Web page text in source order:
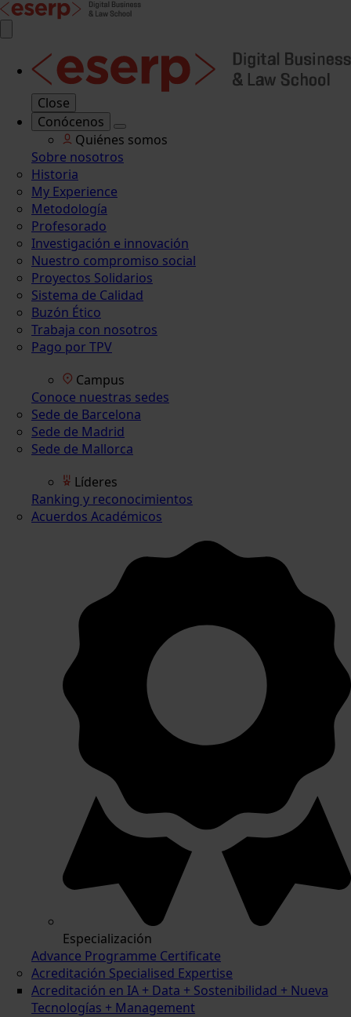
Close
Conócenos
Quiénes somos
Sobre nosotros
Historia
My Experience
Metodología
Profesorado
Investigación e innovación
Nuestro compromiso social
Proyectos Solidarios
Sistema de Calidad
Buzón Ético
Trabaja con nosotros
Pago por TPV
Campus
Conoce nuestras sedes
Sede de Barcelona
Sede de Madrid
Sede de Mallorca
Líderes
Ranking y reconocimientos
Acuerdos Académicos
Especialización
Advance Programme Certificate
Acreditación Specialised Expertise
Acreditación en IA + Data + Sostenibilidad + Nueva
Tecnologías + Management